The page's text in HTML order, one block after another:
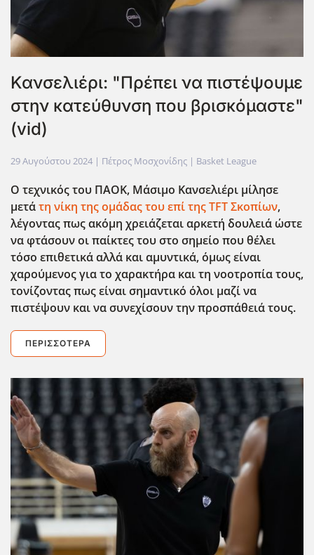
Κανσελιέρι: "Πρέπει να πιστέψουμε
στην κατεύθυνση που βρισκόμαστε"
(vid)
29 Αυγούστου 2024 | Πέτρος Μοσχονίδης | Basket League
Ο τεχνικός του ΠΑΟΚ, Μάσιμο Κανσελιέρι μίλησε
μετάτη νίκη της ομάδας του επί της TFT Σκοπίων,
λέγοντας πως ακόμη χρειάζεται αρκετή δουλειά ώστε
να φτάσουν οι παίκτες του στο σημείο που θέλει
τόσο επιθετικά αλλά και αμυντικά, όμως είναι
χαρούμενος για το χαρακτήρα και τη νοοτροπία τους,
τονίζοντας πως είναι σημαντικό όλοι μαζί να
πιστέψουν και να συνεχίσουν την προσπάθειά τους.
ΠΕΡΙΣΣΌΤΕΡΑ